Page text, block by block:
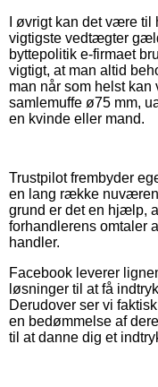
I øvrigt kan det være
vigtigste vedtægter
byttepolitik e-firmaet
vigtigt, at man altid
man når som helst kan
samlemuffe ø75 mm,
en kvinde eller mand.
Trustpilot frembyder
en lang række
grund er det en hjælp,
forhandlerens omtaler
handler.
Facebook leverer
løsninger til at få
Derudover ser vi
en bedømmelse af
til at danne dig et